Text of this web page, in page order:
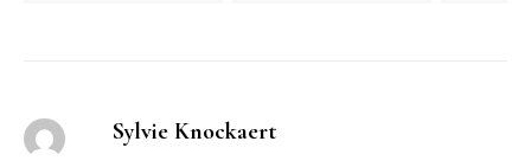
Sylvie Knockaert